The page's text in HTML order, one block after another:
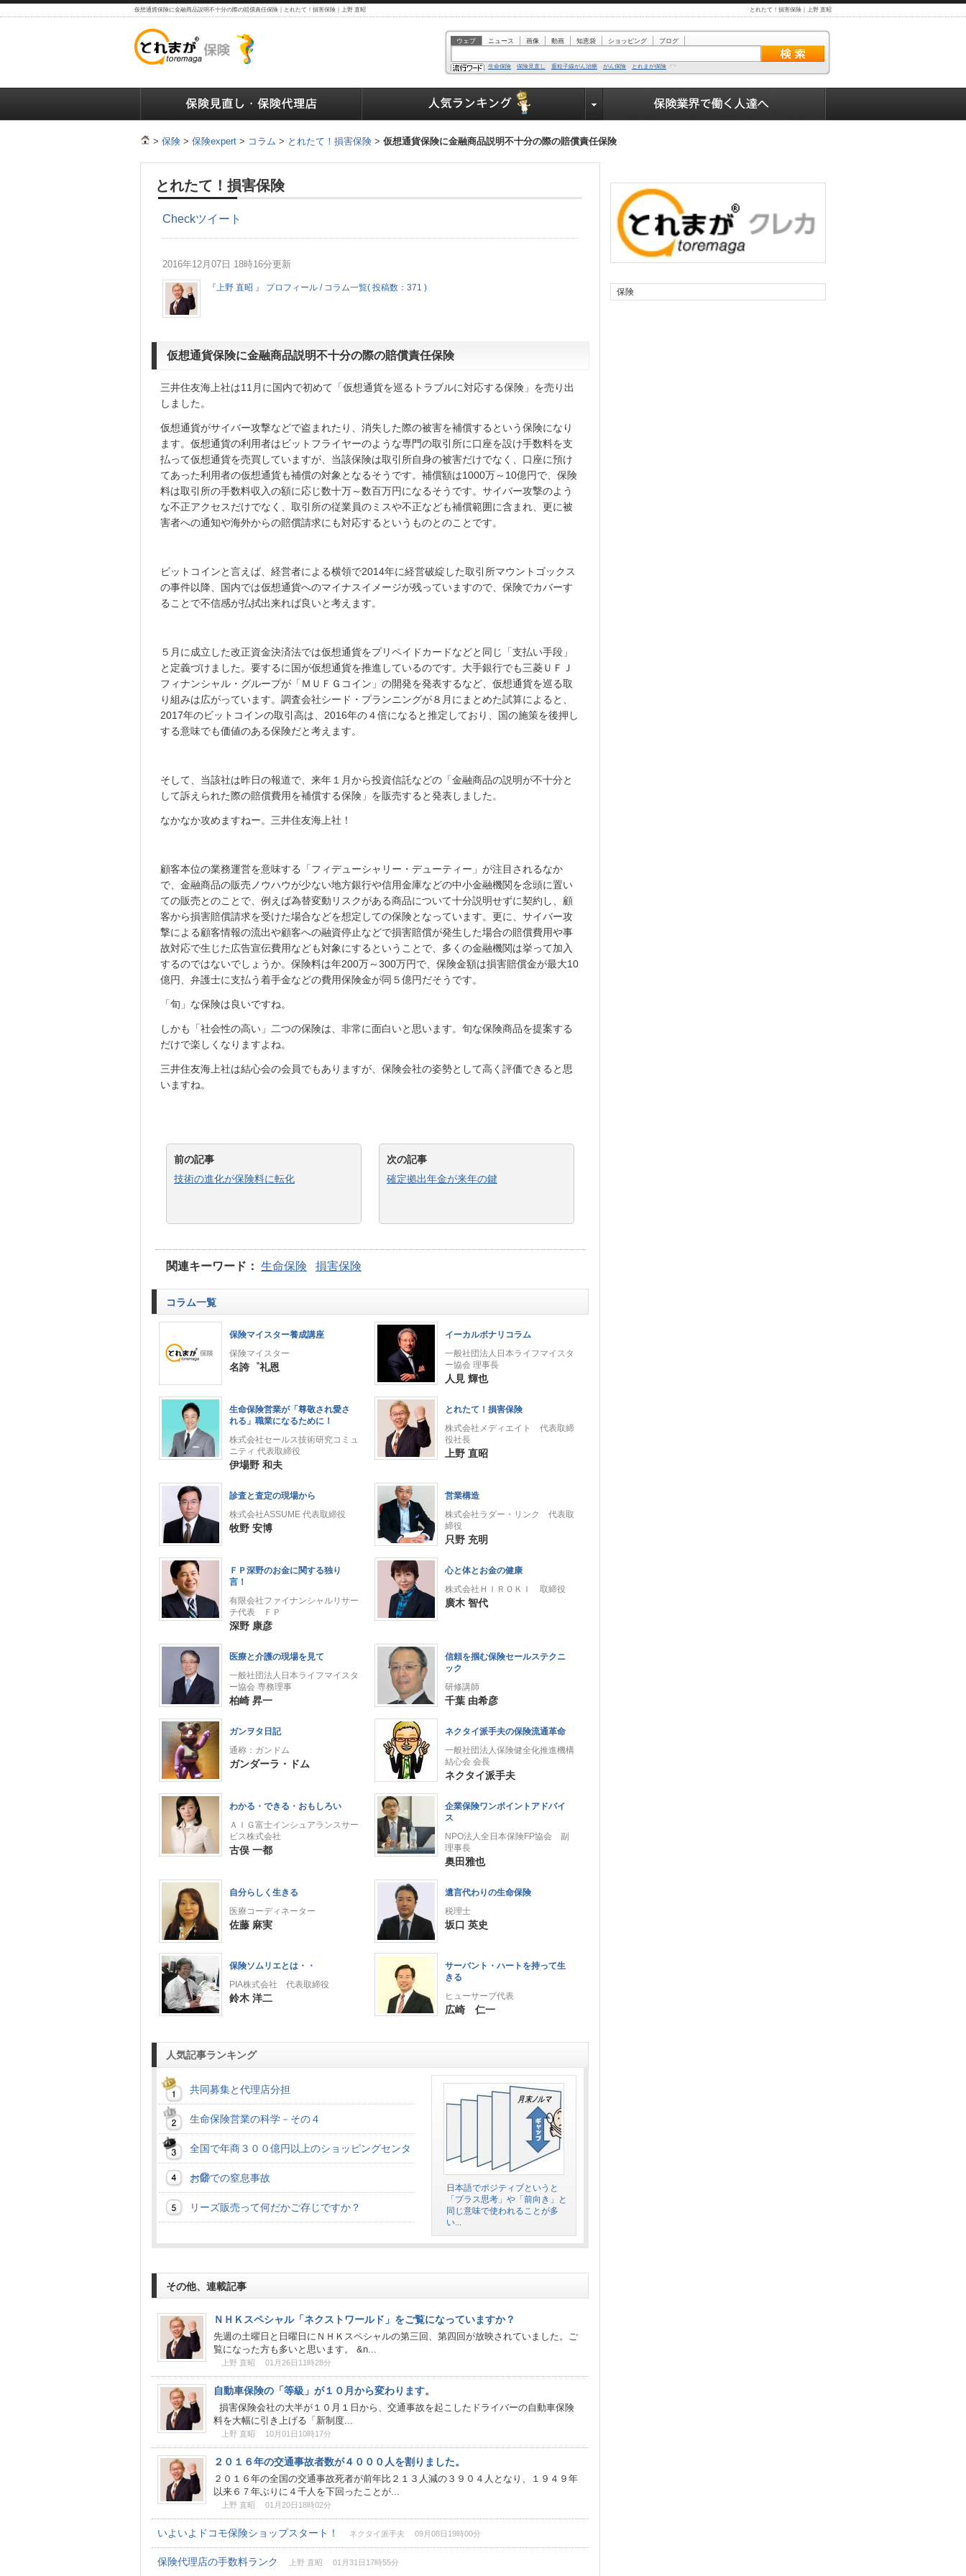
仮想通貨保険に金融商品説明不十分の際の賠償責任保険｜とれたて！損害保険｜上野 直昭 とれたて！損害保険｜上野 直昭
ウェブ ニュース 画像 動画 知恵袋 ショッピング ブログ
生命保険 保険見直し 重粒子線がん治療 がん保険 とれまが保険
> 保険 > 保険expert > コラム > とれたて！損害保険 > 仮想通貨保険に金融商品説明不十分の際の賠償責任保険
とれたて！損害保険
Checkツイート
2016年12月07日 18時16分更新
『上野 直昭 』 プロフィール / コラム一覧( 投稿数：371 )
仮想通貨保険に金融商品説明不十分の際の賠償責任保険
三井住友海上社は11月に国内で初めて「仮想通貨を巡るトラブルに対応する保険」を売り出
しました。
仮想通貨がサイバー攻撃などで盗まれたり、消失した際の被害を補償するという保険になり
ます。仮想通貨の利用者はビットフライヤーのような専門の取引所に口座を設け手数料を支
払って仮想通貨を売買していますが、当該保険は取引所自身の被害だけでなく、口座に預け
てあった利用者の仮想通貨も補償の対象となるそうです。補償額は1000万～10億円で、保険
料は取引所の手数料収入の額に応じ数十万～数百万円になるそうです。サイバー攻撃のよう
な不正アクセスだけでなく、取引所の従業員のミスや不正なども補償範囲に含まれ、更に被
害者への通知や海外からの賠償請求にも対応するというものとのことです。
ビットコインと言えば、経営者による横領で2014年に経営破綻した取引所マウントゴックス
の事件以降、国内では仮想通貨へのマイナスイメージが残っていますので、保険でカバーす
ることで不信感が払拭出来れば良いと考えます。
５月に成立した改正資金決済法では仮想通貨をプリペイドカードなどと同じ「支払い手段」
と定義づけました。要するに国が仮想通貨を推進しているのです。大手銀行でも三菱ＵＦＪ
フィナンシャル・グループが「ＭＵＦＧコイン」の開発を発表するなど、仮想通貨を巡る取
り組みは広がっています。調査会社シード・プランニングが８月にまとめた試算によると、
2017年のビットコインの取引高は、2016年の４倍になると推定しており、国の施策を後押し
する意味でも価値のある保険だと考えます。
そして、当該社は昨日の報道で、来年１月から投資信託などの「金融商品の説明が不十分と
して訴えられた際の賠償費用を補償する保険」を販売すると発表しました。
なかなか攻めますねー。三井住友海上社！
顧客本位の業務運営を意味する「フィデューシャリー・デューティー」が注目されるなか
で、金融商品の販売ノウハウが少ない地方銀行や信用金庫などの中小金融機関を念頭に置い
ての販売とのことで、例えば為替変動リスクがある商品について十分説明せずに契約し、顧
客から損害賠償請求を受けた場合などを想定しての保険となっています。更に、サイバー攻
撃による顧客情報の流出や顧客への融資停止などで損害賠償が発生した場合の賠償費用や事
故対応で生じた広告宣伝費用なども対象にするということで、多くの金融機関は挙って加入
するのではないでしょうか。保険料は年200万～300万円で、保険金額は損害賠償金が最大10
億円、弁護士に支払う着手金などの費用保険金が同５億円だそうです。
「旬」な保険は良いですね。
しかも「社会性の高い」二つの保険は、非常に面白いと思います。旬な保険商品を提案する
だけで楽しくなりますよね。
三井住友海上社は結心会の会員でもありますが、保険会社の姿勢として高く評価できると思
いますね。
前の記事
技術の進化が保険料に転化
次の記事
確定拠出年金が来年の鍵
関連キーワード： 生命保険 損害保険
コラム一覧
保険マイスター養成講座
保険マイスター
名誇゜礼恩
イーカルボナリコラム
一般社団法人日本ライフマイスタ
ー協会 理事長
人見 輝也
生命保険営業が「尊敬され愛さ
れる」職業になるために！
株式会社セールス技術研究コミュ
ニティ 代表取締役
伊場野 和夫
とれたて！損害保険
株式会社メディエイト 代表取締
役社長
上野 直昭
診査と査定の現場から
株式会社ASSUME 代表取締役
牧野 安博
営業構造
株式会社ラダー・リンク 代表取
締役
只野 充明
ＦＰ深野のお金に関する独り
言！
有限会社ファイナンシャルリサー
チ代表 ＦＰ
深野 康彦
心と体とお金の健康
株式会社ＨＩＲＯＫＩ 取締役
廣木 智代
医療と介護の現場を見て
一般社団法人日本ライフマイスタ
ー協会 専務理事
柏崎 昇一
信頼を掴む保険セールステクニ
ック
研修講師
千葉 由希彦
ガンヲタ日記
通称：ガンドム
ガンダーラ・ドム
ネクタイ派手夫の保険流通革命
一般社団法人保険健全化推進機構
結心会 会長
ネクタイ派手夫
わかる・できる・おもしろい
ＡＩＧ富士インシュアランスサー
ビス株式会社
古俣 一都
企業保険ワンポイントアドバイ
ス
NPO法人全日本保険FP協会 副
理事長
奥田雅也
自分らしく生きる
医療コーディネーター
佐藤 麻実
遺言代わりの生命保険
税理士
坂口 英史
保険ソムリエとは・・
PIA株式会社 代表取締役
鈴木 洋二
サーバント・ハートを持って生
きる
ヒューサーブ代表
広崎 仁一
人気記事ランキング
共同募集と代理店分担
生命保険営業の科学－その４
全国で年商３００億円以上のショッピングセンタ
ー②
お餅での窒息事故
リーズ販売って何だかご存じですか？
日本語でポジティブというと
「プラス思考」や「前向き」と
同じ意味で使われることが多
い...
その他、連載記事
ＮＨＫスペシャル「ネクストワールド」をご覧になっていますか？
先週の土曜日と日曜日にＮＨＫスペシャルの第三回、第四回が放映されていました。ご
覧になった方も多いと思います。 &n...
上野 直昭 01月26日11時28分
自動車保険の「等級」が１０月から変わります。
損害保険会社の大半が１０月１日から、交通事故を起こしたドライバーの自動車保険
料を大幅に引き上げる「新制度...
上野 直昭 10月01日10時17分
２０１６年の交通事故者数が４０００人を割りました。
２０１６年の全国の交通事故死者が前年比２１３人減の３９０４人となり、１９４９年
以来６７年ぶりに４千人を下回ったことが...
上野 直昭 01月20日18時02分
いよいよドコモ保険ショップスタート！ ネクタイ派手夫 09月08日19時00分
保険代理店の手数料ランク 上野 直昭 01月31日17時55分
保険